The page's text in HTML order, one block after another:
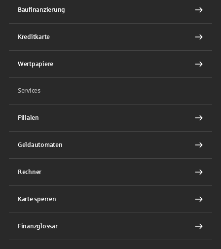
Baufinanzierung
Kreditkarte
Wertpapiere
Services
Filialen
Geldautomaten
Rechner
Karte sperren
Finanzglossar